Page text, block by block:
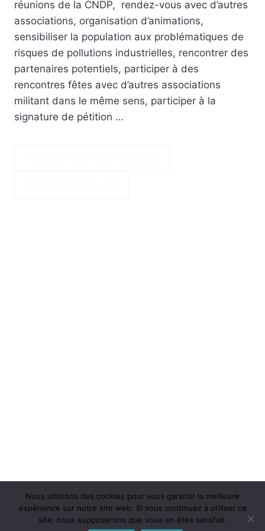
réunions de la CNDP, rendez-vous avec d’autres
associations, organisation d’animations,
sensibiliser la population aux problématiques de
risques de pollutions industrielles, rencontrer des
partenaires potentiels, participer à des
rencontres fêtes avec d’autres associations
militant dans le même sens, participer à la
signature de pétition …
Nous utilisons des cookies pour vous garantir la meilleure
expérience sur notre site web. Si vous continuez à utiliser ce
site, nous supposerons que vous en êtes satisfait.